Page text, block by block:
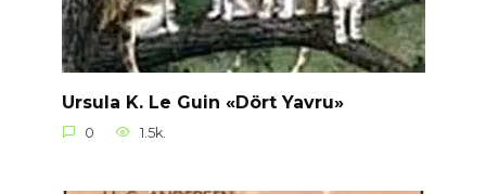
Ursula K. Le Guin «Dört Yavru»
0 1.5k.